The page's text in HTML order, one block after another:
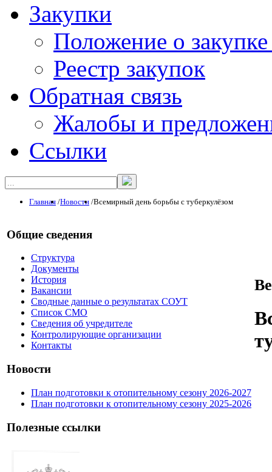
Закупки
Положение о
Реестр закупок
Обратная связь
Жалобы и
Ссылки
Главная /Новости /Всемирный день борьбы с туберкулёзом
Общие сведения
Структура
Документы
История
Вакансии
Сводные данные о результатах СОУТ
Список СМО
Сведения об учредителе
Контролирующие организации
Контакты
Новости
План подготовки к отопительному сезону 2026-2027
План подготовки к отопительному сезону 2025-2026
Полезные ссылки